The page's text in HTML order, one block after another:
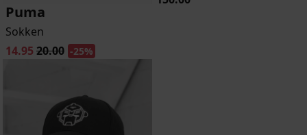
Puma
Sokken
14.95 20.00 -25%